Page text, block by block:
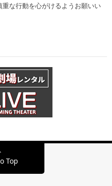
な行動を心がけるようお願いい
Top